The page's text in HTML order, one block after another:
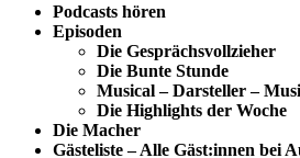
Podcasts hören
Episoden
Die Gesprächsvollzieher
Die Bunte Stunde
Musical – Darsteller –
Die Highlights der Woche
Die Macher
Gästeliste – Alle Gäst:innen bei